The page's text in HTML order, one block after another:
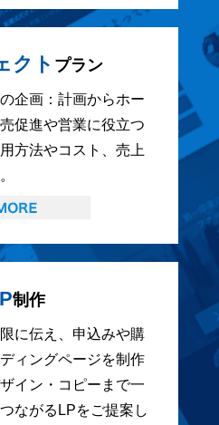
クト プラン
企画：計画からホー
促進や営業に役立つ
方法やコスト、売上
制作
に伝え、申込みや購
ィングページを制作
イン・コピーまで一
ながるLPをご提案し